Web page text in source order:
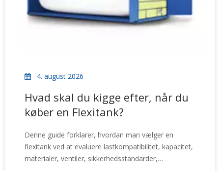
4. august 2026
Hvad skal du kigge efter, når du
køber en Flexitank?
Denne guide forklarer, hvordan man vælger en
flexitank ved at evaluere lastkompatibilitet, kapacitet,
materialer, ventiler, sikkerhedsstandarder,